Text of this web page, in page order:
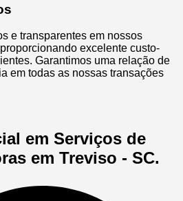
e transparentes em nossos
excelente custo-
Garantimos uma relação de
em todas as nossas transações
em Serviços de
em Treviso - SC.